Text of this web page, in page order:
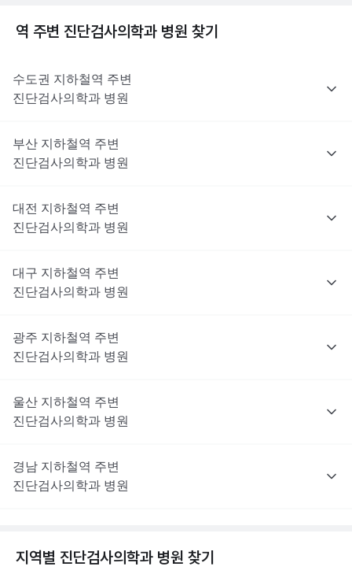
역 주변 진단검사의학과 병원 찾기
수도권 지하철역 주변
진단검사의학과 병원
부산 지하철역 주변
진단검사의학과 병원
대전 지하철역 주변
진단검사의학과 병원
대구 지하철역 주변
진단검사의학과 병원
광주 지하철역 주변
진단검사의학과 병원
울산 지하철역 주변
진단검사의학과 병원
경남 지하철역 주변
진단검사의학과 병원
지역별 진단검사의학과 병원 찾기